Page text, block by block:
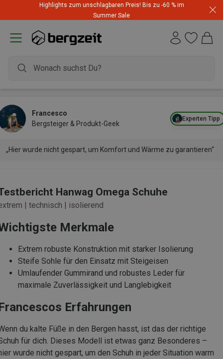
Highlights zum unschlagbaren Preis! Bis zu -60 % im
Summer Sale
Experten Tipp
Francesco
Bergsteiger & Produkt-Geek
„Hier wurde nicht gespart, um Komfort und Wärme zu garantieren“
Hanwag Omega Schuhe
| technisch | isolierend
Merkmale
Extrem robuste Konstruktion mit starker Isolierung
Steife Sohle für den Einsatz mit Steigeisen
Umlaufender Gummirand und robustes Leder für
maximale Zuverlässigkeit und Langlebigkeit
Erfahrungen
du kalte Füße in den Bergen hasst, ist das der richtige
für dich. Dieses Modell ist etwas ganz Besonderes –
wurde nicht gespart, um den Schuh in jeder Situation warm